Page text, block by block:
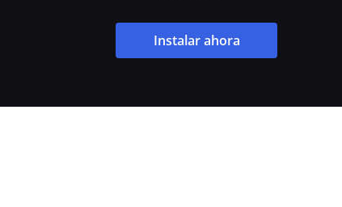
Instalar ahora